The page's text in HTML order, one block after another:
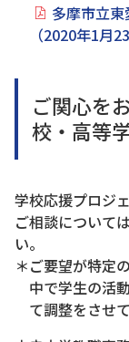
多摩市立
（2020年1月
ご関心を
校・高等
学校応援プロジ
ご相談について
い。
＊ご要望が特定
中で学生の活
て調整をさせ